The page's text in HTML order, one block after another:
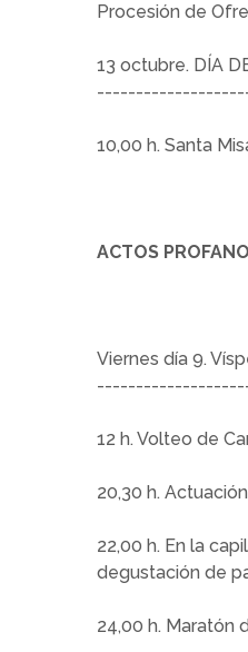
Procesión de
13 octubre. DÍA
10,00 h. Santa
ACTOS
Viernes día 9.
12 h. Volteo de
20,30 h.
22,00 h. En la
degustación de
24,00 h. Maratón